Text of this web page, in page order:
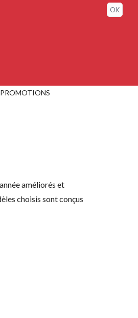
PROMOTIONS
OK
améliorés et
choisis sont conçus